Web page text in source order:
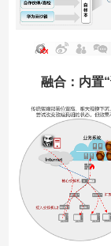
融合：内置